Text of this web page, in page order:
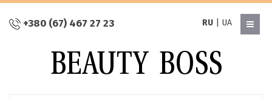
+380 (67) 467 27 23 RU| UA